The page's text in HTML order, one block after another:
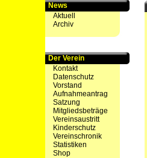
News
Aktuell
Archiv
Der Verein
Kontakt
Datenschutz
Vorstand
Aufnahmeantrag
Satzung
Mitgliedsbeträge
Vereinsaustritt
Kinderschutz
Vereinschronik
Statistiken
Shop